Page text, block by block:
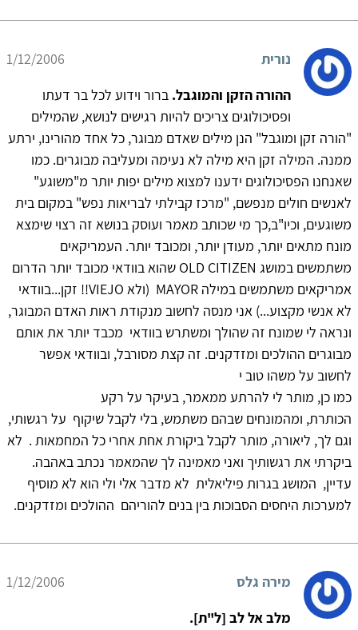
נורית
1/12/2006
ההורה הזקן והמוגבל. ברור וידוע לכל בר דעתו
ופסיכולוגים צריכים להיות רגישים לנושא, שהמילים
"הורה זקן ומוגבל" הנן מילים שאדם מבוגר, כל אחד מהורינו, ירתע
ממנה. המילה זקן היא מילה לא נעימה ומעליבה מבוגרים. כמו
שאנחנו הפסיכולוגים ידענו למצוא מילים יפות יותר מ"משוגע"
לאנשים חולים מנפשם, "מרכז קבילתי לבריאות נפש" במקום בית
משוגעים, וכיו"ב,כך מי שכותב מאמר ועוסק בנושא זה רצוי שימצא
מונח מתאים יותר, מעודן יותר, ומכובד יותר. העמריקאים
משתמשים במושג OLD CITIZEN שהוא בוודאי מכובד יותר הדרום
אמריקאים משתמשים במילה MAYOR (ולא VIEJO!! זקן...בוודאי
לא אנשי מקצוע...) אני מנסה לחשוב מנקודת ראות האדם המבוגר,
ונראה לי שמונח זה שהולך ומשתרש בוודאי מכבד יותר את אותם
מבוגרים ההולכים ומזדקנים. זה קצת מסורבל, ובוודאי אפשר
לחשוב על משהו טוב י
כמו כן, מותר לי להרתע ממאמר, בעיקר על רקע
הכותרת, ומהמונחים שבהם משתמש, בלי לקבל שיקוף על רגשותי,
וגם לך, ליאורה, מותר לקבל ביקורת אחת אחרי כל המחמאות . לא
ביקרתי את רגשותיך ואני מאמינה לך שהמאמר נכתב באהבה.
עדיין, המושג בגרות פיליאלית לא מדבר אלי ולי הוא לא מוסיף
למערכות היחסים הסבוכות בין בנים להוריהם ההולכים ומזדקנים.
מירה גלס
1/12/2006
מלב אל לב [ל"ת].